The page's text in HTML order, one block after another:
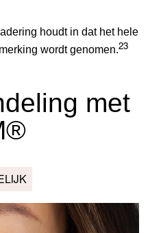
houdt in dat het hele
wordt genomen.23
met